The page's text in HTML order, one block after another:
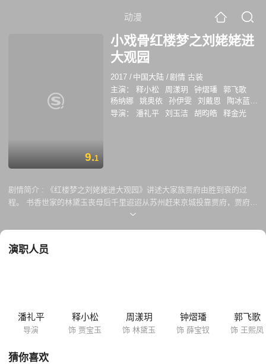
动漫
9.1
小戏骨红楼梦之刘姥姥进
大观园
2017 / 中国大陆 /剧情 古装
主演：
释小松 周漾玥 钟熠璠
郭飞歌
杨纳娜
姚奥依 孙伊雯 刘戴恩
陶冰蓝
孙乐颜
陈舒宜 周艺 翁馨 钟奕儿
崔傲
导演： 潘礼平 刘玉洁 胡昀皓 释金光
剧情简介 :
《红楼梦之刘姥姥进大观园》讲述大家族贾府由胜到衰的过
程。 书香世家的林黛玉丧母后千里迢迢从苏州赶来京城投靠贾府，贾府本
是四大家族之一，因贾元春进宫封妃而越发兴盛。林黛玉在外祖母贾母的
姥因家穷，带着孙子板儿来贾府攀亲戚，面对这个八杆子扯不着的穷亲
精神文化。
演职人员
潘礼平
导演
释小松
饰 贾宝玉
周漾玥
饰 林黛玉
钟熠璠
饰 薛宝钗
郭飞歌
饰 王熙凤
猜你喜欢